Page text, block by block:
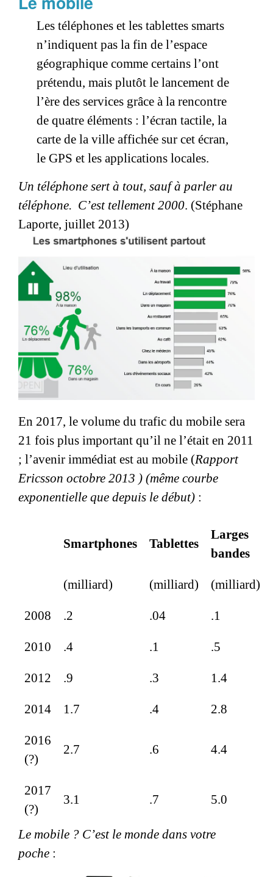
Les téléphones et les tablettes smarts
n’indiquent pas la fin de l’espace
géographique comme certains l’ont
prétendu, mais plutôt le lancement de
l’ère des services grâce à la rencontre
de quatre éléments : l’écran tactile, la
carte de la ville affichée sur cet écran,
le GPS et les applications locales.
Un téléphone sert à tout, sauf à parler au
téléphone. C’est tellement 2000. (Stéphane
Laporte, juillet 2013)
En 2017, le volume du trafic du mobile sera
21 fois plus important qu’il ne l’était en 2011
; l’avenir immédiat est au mobile (Rapport
Ericsson octobre 2013 ) (même courbe
exponentielle que depuis le début) :
Smartphones Tablettes
Larges
bandes
(milliard) (milliard) (milliard)
2008 .2 .04 .1
2010 .4 .1 .5
2012 .9 .3 1.4
2014 1.7 .4 2.8
2016
(?)
2.7 .6 4.4
2017
(?)
3.1 .7 5.0
Le mobile ? C’est le monde dans votre
poche :